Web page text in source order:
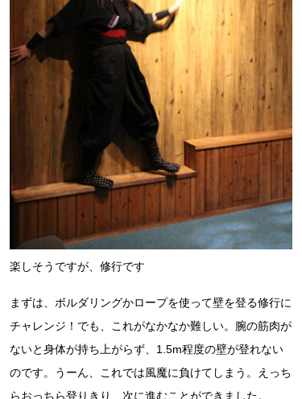
楽しそうですが、修行です
まずは、ボルダリングかロープを使って壁を登る修行に
チャレンジ！でも、これがなかなか難しい。腕の筋肉が
ないと身体が持ち上がらず、1.5m程度の壁が登れない
のです。うーん、これでは風魔に負けてしまう。えっち
らおっちら登りきり、次に進むことができました。